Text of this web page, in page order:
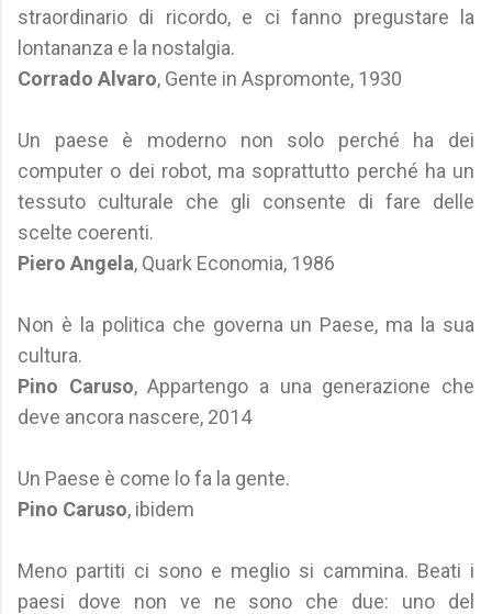
straordinario di ricordo, e ci fanno pregustare la
lontananza e la nostalgia.
Corrado Alvaro, Gente in Aspromonte, 1930
Un paese è moderno non solo perché ha dei
computer o dei robot, ma soprattutto perché ha un
tessuto culturale che gli consente di fare delle
scelte coerenti.
Piero Angela, Quark Economia, 1986
Non è la politica che governa un Paese, ma la sua
cultura.
Pino Caruso, Appartengo a una generazione che
deve ancora nascere, 2014
Un Paese è come lo fa la gente.
Pino Caruso, ibidem
Meno partiti ci sono e meglio si cammina. Beati i
paesi dove non ve ne sono che due: uno del